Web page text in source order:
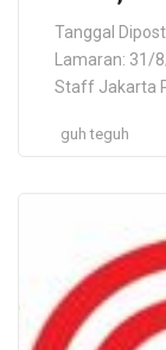
Langsung
Tanggal
Lamaran:
Staff Jakarta
Jakarta
Ibukota
guh teguh